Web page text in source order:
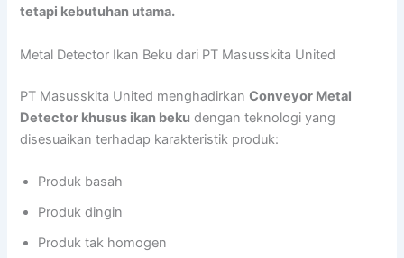
tetapi kebutuhan utama.
Metal Detector Ikan Beku dari PT Masusskita United
PT Masusskita United menghadirkanConveyor Metal
Detector khusus ikan beku dengan teknologi yang
disesuaikan terhadap karakteristik produk:
Produk basah
Produk dingin
Produk tak homogen